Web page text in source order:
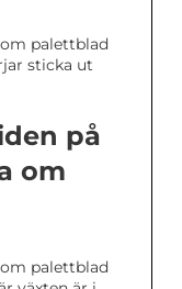
palettblad
sticka ut
på
om
palettblad